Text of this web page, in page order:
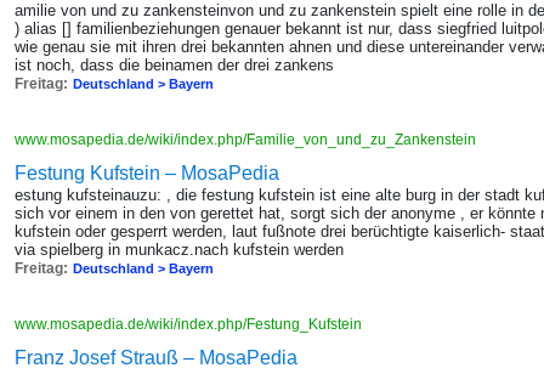
amilie von und zu zankensteinvon und zu zankenstein spielt eine rolle in
) alias [] familienbeziehungen genauer bekannt ist nur, dass siegfried
wie genau sie mit ihren drei bekannten ahnen und diese untereinander
ist noch, dass die beinamen der drei zankens
Freitag: Deutschland > Bayern
www.mosapedia.de/wiki/index.php/Familie_von_und_zu_Zankenstein
Festung Kufstein – MosaPedia
estung kufsteinauzu: , die festung kufstein ist eine alte burg in der stadt
sich vor einem in den von gerettet hat, sorgt sich der anonyme , er
kufstein oder gesperrt werden, laut fußnote drei berüchtigte kaiserlich-
via spielberg in munkacz.nach kufstein werden
Freitag: Deutschland > Bayern
www.mosapedia.de/wiki/index.php/Festung_Kufstein
Franz Josef Strauß – MosaPedia